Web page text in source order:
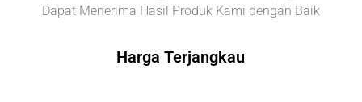
Dapat Menerima Hasil Produk Kami dengan Baik
Harga Terjangkau